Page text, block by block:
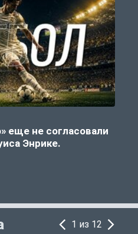
еще не согласовали
Энрике.
1 из 12